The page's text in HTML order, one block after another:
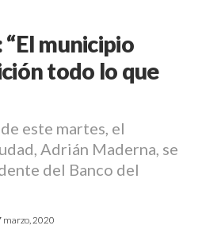
municipio
todo lo que
este martes, el
Adrián Maderna, se
del Banco del
marzo, 2020